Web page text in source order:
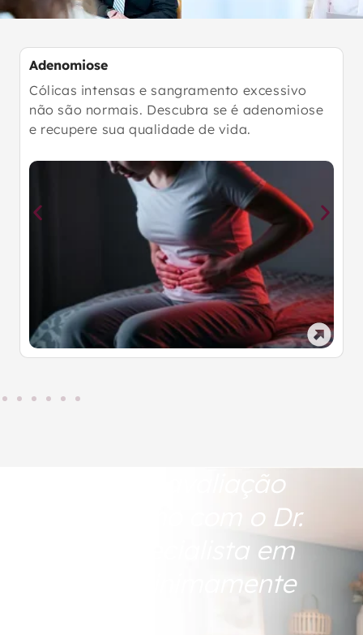
Cirurgia Ginecológica
Precisão milimétrica e tecnologia de ponta.
Conheça a cirurgia robótica e o padrão ouro
de tratamento.
Agende sua avaliação
agora mesmo com o Dr.
Adolfo, especialista em
Cirurgias Minimamente